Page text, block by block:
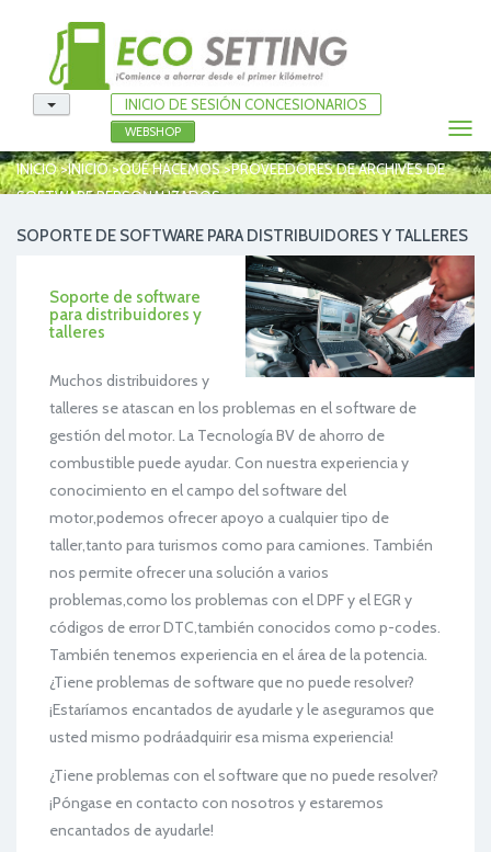
INICIO DE SESIÓN CONCESIONARIOS
WEBSHOP
INICIO>INICIO>QUÉ HACEMOS>PROVEEDORES DE ARCHIVES DE
SOFTWARE PERSONALIZADOS
SOPORTE DE SOFTWARE PARA DISTRIBUIDORES Y TALLERES
Soporte de software
para distribuidores y
talleres
Muchos distribuidores y
talleres se atascan en los problemas en el software de
gestión del motor. La Tecnología BV de ahorro de
combustible puede ayudar. Con nuestra experiencia y
conocimiento en el campo del software del
motor,podemos ofrecer apoyo a cualquier tipo de
taller,tanto para turismos como para camiones. También
nos permite ofrecer una solución a varios
problemas,como los problemas con el DPF y el EGR y
códigos de error DTC,también conocidos como p-codes.
También tenemos experiencia en el área de la potencia.
¿Tiene problemas de software que no puede resolver?
¡Estaríamos encantados de ayudarle y le aseguramos que
usted mismo podráadquirir esa misma experiencia!
¿Tiene problemas con el software que no puede resolver?
¡Póngase en contacto con nosotros y estaremos
encantados de ayudarle!